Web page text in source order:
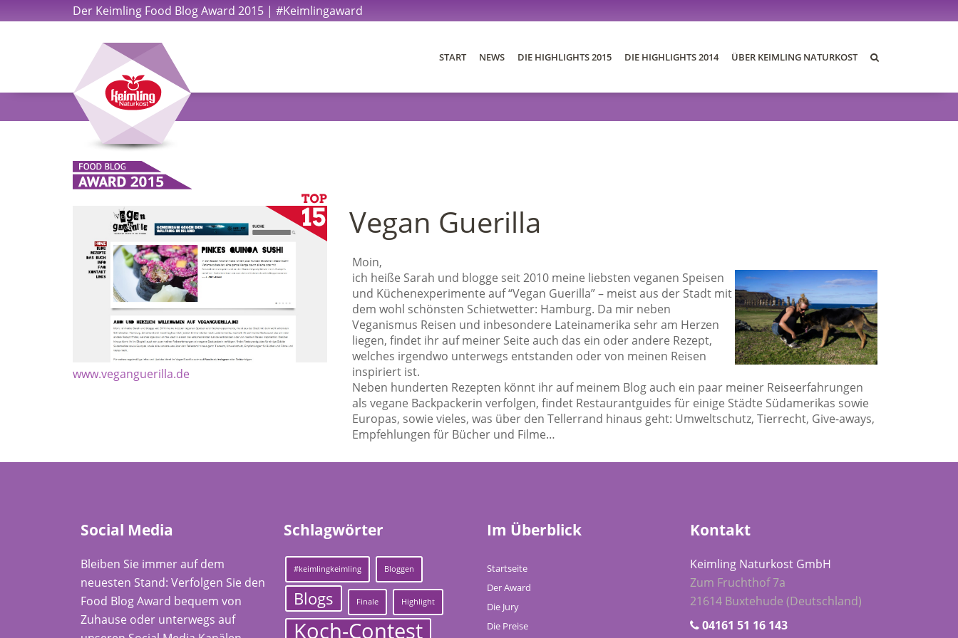
Der Keimling Food Blog Award 2015 | #Keimlingaward
START NEWS DIE HIGHLIGHTS 2015 DIE HIGHLIGHTS 2014 ÜBER KEIMLING NATURKOST
Vegan Guerilla
Moin,
ich heiße Sarah und blogge seit 2010 meine liebsten veganen Speisen
und Küchenexperimente auf “Vegan Guerilla” – meist aus der Stadt mit
dem wohl schönsten Schietwetter: Hamburg. Da mir neben
Veganismus Reisen und inbesondere Lateinamerika sehr am Herzen
liegen, findet ihr auf meiner Seite auch das ein oder andere Rezept,
welches irgendwo unterwegs entstanden oder von meinen Reisen
inspiriert ist.
Neben hunderten Rezepten könnt ihr auf meinem Blog auch ein paar meiner Reiseerfahrungen
als vegane Backpackerin verfolgen, findet Restaurantguides für einige Städte Südamerikas sowie
Europas, sowie vieles, was über den Tellerrand hinaus geht: Umweltschutz, Tierrecht, Give-aways,
Empfehlungen für Bücher und Filme…
www.veganguerilla.de
Social Media
Bleiben Sie immer auf dem
neuesten Stand: Verfolgen Sie den
Food Blog Award bequem von
Zuhause oder unterwegs auf
Schlagwörter
#keimlingkeimling Bloggen
Blogs Finale Highlight
Koch-Contest
Im Überblick
Startseite
Der Award
Die Jury
Die Preise
Kontakt
Keimling Naturkost GmbH
Zum Fruchthof 7a
21614 Buxtehude (Deutschland)
04161 51 16 143